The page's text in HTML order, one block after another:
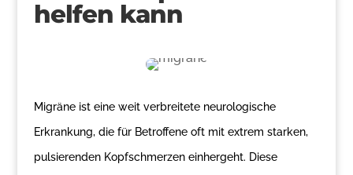
helfen kann
Migräne ist eine weit verbreitete neurologische
Erkrankung, die für Betroffene oft mit extrem starken,
pulsierenden Kopfschmerzen einhergeht. Diese